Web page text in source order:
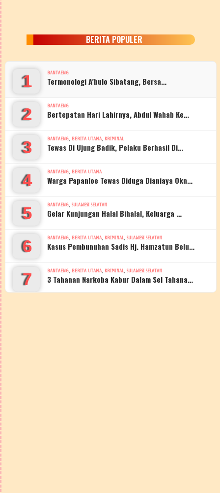
BERITA POPULER
1 BANTAENG
Termonologi A’bulo Sibatang, Bersa…
2 BANTAENG
Bertepatan Hari Lahirnya, Abdul Wahab Ke…
3 BANTAENG, BERITA UTAMA, KRIMINAL
Tewas Di Ujung Badik, Pelaku Berhasil Di…
4 BANTAENG, BERITA UTAMA
Warga Papanloe Tewas Diduga Dianiaya Okn…
5 BANTAENG, SULAWESI SELATAN
Gelar Kunjungan Halal Bihalal, Keluarga …
6 BANTAENG, BERITA UTAMA, KRIMINAL, SULAWESI SELATAN
Kasus Pembunuhan Sadis Hj. Hamzatun Belu…
7 BANTAENG, BERITA UTAMA, KRIMINAL, SULAWESI SELATAN
3 Tahanan Narkoba Kabur Dalam Sel Tahana…